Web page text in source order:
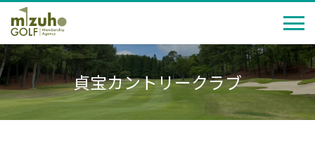
貞宝カントリークラブ